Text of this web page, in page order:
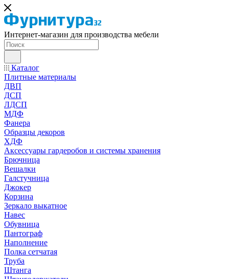
Интернет-магазин для производства мебели
Каталог
Плитные материалы
ДВП
ДСП
ЛДСП
МДФ
Фанера
Образцы декоров
ХДФ
Аксессуары гардеробов и системы хранения
Брючница
Вешалки
Галстучница
Джокер
Корзина
Зеркало выкатное
Навес
Обувница
Пантограф
Наполнение
Полка сетчатая
Труба
Штанга